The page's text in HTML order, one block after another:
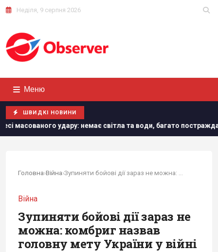
Неділя, 9 серпня 2026
Меню
ШВИДКІ НОВИНИ
та води, багато постраждалих Один із
Головна›Війна›
Війна
Зупиняти бойові дії зараз не
можна: комбриг назвав
головну мету України у війні